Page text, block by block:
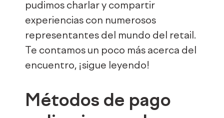
pudimos charlar y compartir
experiencias con numerosos
representantes del mundo del retail.
Te contamos un poco más acerca del
encuentro, ¡sigue leyendo!
Métodos de pago